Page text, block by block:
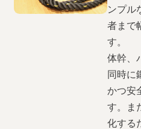
ンプル
者まで
す。
体幹、
同時に
かつ安
す。ま
化する